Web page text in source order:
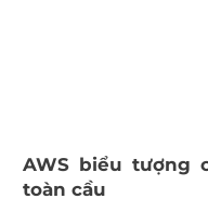
AWS biểu tượng
toàn cầu